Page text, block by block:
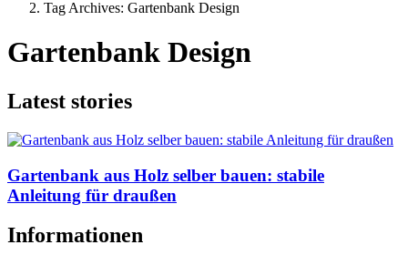
Tag Archives: Gartenbank Design
Gartenbank Design
Latest stories
Gartenbank aus Holz selber bauen: stabile
Anleitung für draußen
Informationen